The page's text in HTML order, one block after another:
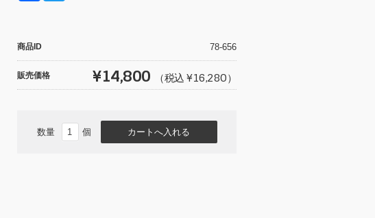
e
b
o
k
er
商品ID 78-656
販売価格 ¥14,800 （税込 ¥16,280）
数量 個